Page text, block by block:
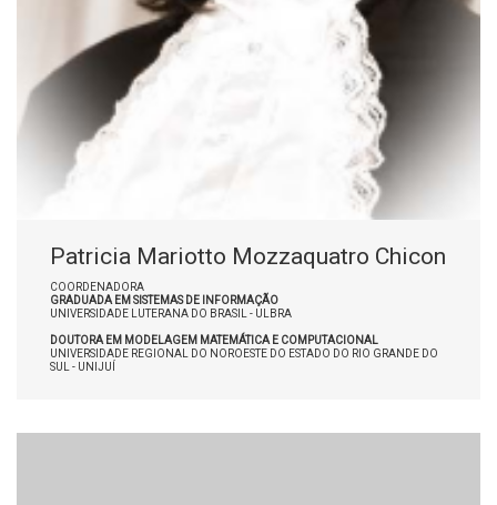
Patricia Mariotto Mozzaquatro Chicon
COORDENADORA
GRADUADA EM SISTEMAS DE INFORMAÇÃO
UNIVERSIDADE LUTERANA DO BRASIL - ULBRA
DOUTORA EM MODELAGEM MATEMÁTICA E COMPUTACIONAL
UNIVERSIDADE REGIONAL DO NOROESTE DO ESTADO DO RIO GRANDE DO
SUL - UNIJUÍ